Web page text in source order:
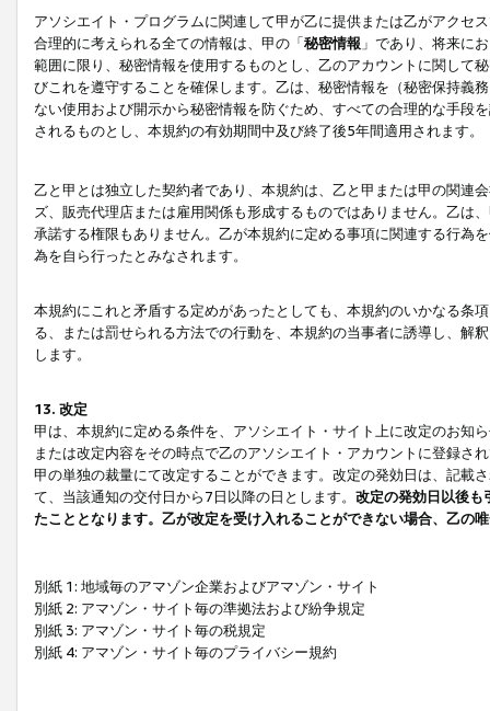
アソシエイト・プログラムに関連して甲が乙に提供または乙がアクセ
合理的に考えられる全ての情報は、甲の「秘密情報 」であり、将来に
範囲に限り、秘密情報を使用するものとし、乙のアカウントに関して
びこれを遵守することを確保します。乙は、秘密情報を（秘密保持義
ない使用および開示から秘密情報を防ぐため、すべての合理的な手段
されるものとし、本規約の有効期間中及び終了後5年間適用されます。
乙と甲とは独立した契約者であり、本規約は、乙と甲または甲の関連
ズ、販売代理店または雇用関係も形成するものではありません。乙は
承諾する権限もありません。乙が本規約に定める事項に関連する行為
為を自ら行ったとみなされます。
本規約にこれと矛盾する定めがあったとしても、本規約のいかなる条
る、または罰せられる方法での行動を、本規約の当事者に誘導し、解
します。
13. 改定
甲は、本規約に定める条件を、アソシエイト・サイト上に改定のお知
または改定内容をその時点で乙のアソシエイト・アカウントに登録さ
甲の単独の裁量にて改定することができます。改定の発効日は、記載
て、当該通知の交付日から7日以降の日とします。 改定の発効日以後も
たこととなります。乙が改定を受け入れることができない場合、乙の
別紙 1: 地域毎のアマゾン企業およびアマゾン・サイト
別紙 2: アマゾン・サイト毎の準拠法および紛争規定
別紙 3: アマゾン・サイト毎の税規定
別紙 4: アマゾン・サイト毎のプライバシー規約